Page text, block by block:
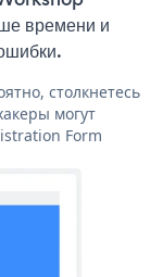
времени и
столкнетесь
могут
Form